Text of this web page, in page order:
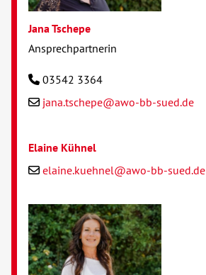
Jana Tschepe
Ansprechpartnerin
03542 3364
jana.tschepe@awo-bb-sued.de
Elaine Kühnel
elaine.kuehnel@awo-bb-sued.de